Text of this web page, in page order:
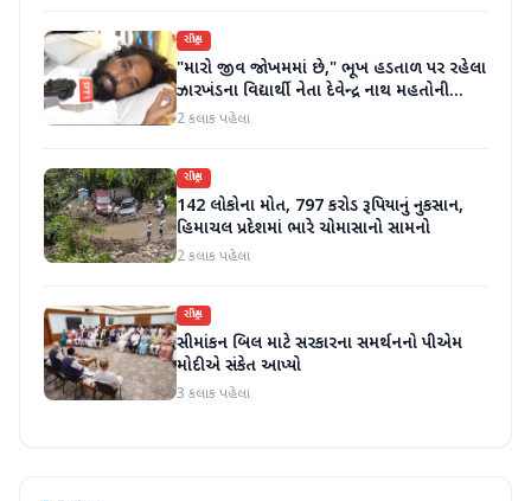
રાષ્ટ્રીય
"મારો જીવ જોખમમાં છે," ભૂખ હડતાળ પર રહેલા
ઝારખંડના વિદ્યાર્થી નેતા દેવેન્દ્ર નાથ મહતોની
તબિયત ખરાબ
2 કલાક પહેલા
રાષ્ટ્રીય
142 લોકોના મોત, 797 કરોડ રૂપિયાનું નુકસાન,
હિમાચલ પ્રદેશમાં ભારે ચોમાસાનો સામનો
2 કલાક પહેલા
રાષ્ટ્રીય
સીમાંકન બિલ માટે સરકારના સમર્થનનો પીએમ
મોદીએ સંકેત આપ્યો
3 કલાક પહેલા